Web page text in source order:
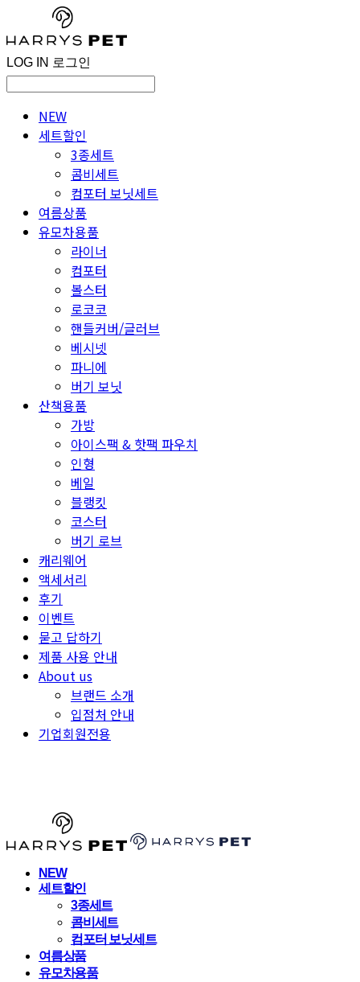
LOG IN 로그인
NEW
세트할인
3종세트
콤비세트
컴포터 보닛세트
여름상품
유모차용품
라이너
컴포터
볼스터
로코코
핸들커버/글러브
베시넷
파니에
버기 보닛
산책용품
가방
아이스팩 & 핫팩 파우치
인형
베일
블랭킷
코스터
버기 로브
캐리웨어
액세서리
후기
이벤트
묻고 답하기
제품 사용 안내
About us
브랜드 소개
입점처 안내
기업회원전용
NEW
세트할인
3종세트
콤비세트
컴포터 보닛세트
여름상품
유모차용품